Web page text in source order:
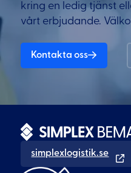
kring en ledig tjänst
vårt erbjudande.
Kontakta oss
simplexlogistik.se